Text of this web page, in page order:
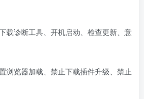
载诊断工具、开机启动、检查更新、意
浏览器加载、禁止下载插件升级、禁止